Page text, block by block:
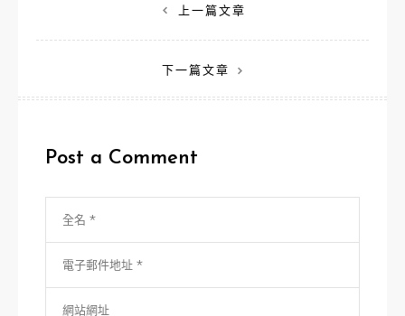
章
上一篇文章
下一篇文章
Post a Comment